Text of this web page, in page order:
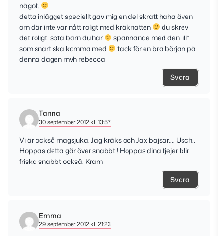
något.
detta inlägget speciellt gav mig en del skratt haha även
om där inte var nått roligt med kräknatten
du skrev
det roligt. söta barn du har
spännande med den lill*
som snart ska komma med
tack för en bra början på
denna dagen mvh rebecca
Svara
Tanna
30 september 2012 kl. 13:57
Vi är också magsjuka. Jag kräks och Jax bajsar…. Usch..
Hoppas detta gär över snabbt ! Hoppas dina tjejer blir
friska snabbt också. Kram
Svara
Emma
29 september 2012 kl. 21:23